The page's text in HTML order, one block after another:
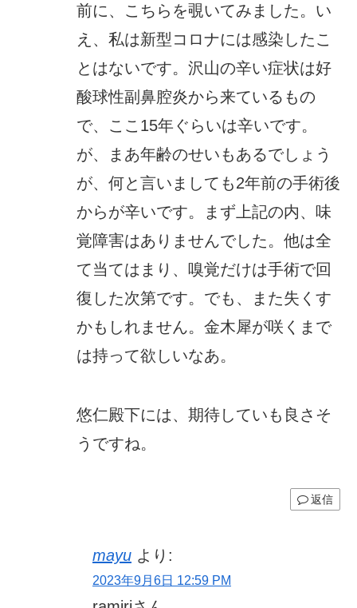
前に、こちらを覗いてみました。い
え、私は新型コロナには感染したこ
とはないです。沢山の辛い症状は好
酸球性副鼻腔炎から来ているもの
で、ここ15年ぐらいは辛いです。
が、まあ年齢のせいもあるでしょう
が、何と言いましても2年前の手術後
からが辛いです。まず上記の内、味
覚障害はありませんでした。他は全
て当てはまり、嗅覚だけは手術で回
復した次第です。でも、また失くす
かもしれません。金木犀が咲くまで
は持って欲しいなあ。
悠仁殿下には、期待していも良さそ
うですね。
返信
mayu より:
2023年9月6日 12:59 PM